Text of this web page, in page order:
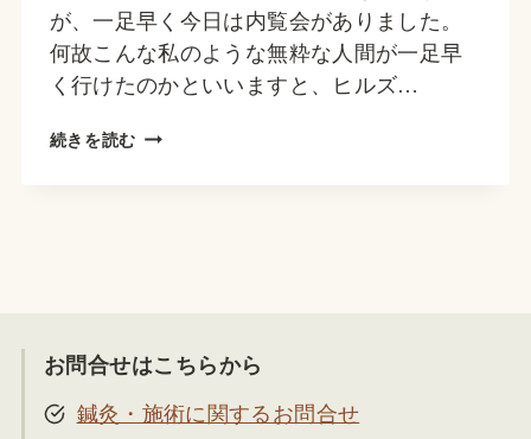
が、一足早く今日は内覧会がありました。
何故こんな私のような無粋な人間が一足早
く行けたのかといいますと、ヒルズ…
続きを読む 表
お問合せはこちらから
鍼灸・施術に関するお問合せ